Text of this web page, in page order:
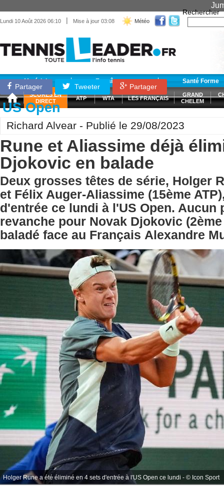
Lundi 10 Août 2026 06:10 | Mise à jour 03:08 Météo
Rechercher
Matériel Entraînement Santé Forme
SCORES EN
DIRECT
ATP WTA LES FRANÇAIS
GRAND
CHELEM
Partager Tweeter Partager
US Open
Richard Alvear - Publié le 29/08/2023
Rune et Aliassime déjà
Djokovic en balade
Deux grosses têtes de série, Holger
et Félix Auger-Aliassime (15ème
d'entrée ce lundi à l'US Open. Aucun
revanche pour Novak Djokovic
baladé face au Français Alexandre
Holger Rune a été éliminé en 4 sets d'entrée à l'US Open ce lundi - © Icon Sport